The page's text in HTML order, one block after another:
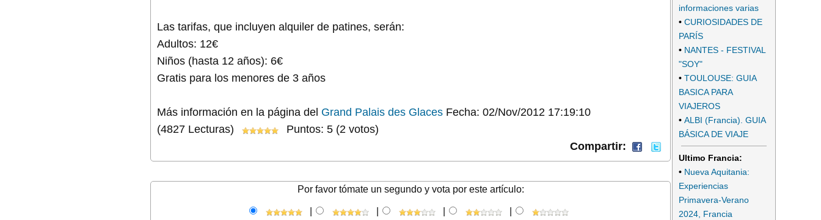
Las tarifas, que incluyen alquiler de patines, serán:
Adultos: 12€
Niños (hasta 12 años): 6€
Gratis para los menores de 3 años
Más información en la página del Grand Palais des Glaces Fecha: 02/Nov/2012 17:19:10
(4827 Lecturas)
Puntos: 5 (2 votos)
Compartir:
Por favor tómate un segundo y vota por este artículo:
informaciones varias
• CURIOSIDADES DE
PARÍS
• NANTES - FESTIVAL
"SOY"
• TOULOUSE: GUIA
BASICA PARA
VIAJEROS
• ALBI (Francia). GUIA
BÁSICA DE VIAJE
Ultimo Francia:
• Nueva Aquitania:
Experiencias
Primavera-Verano
2024, Francia